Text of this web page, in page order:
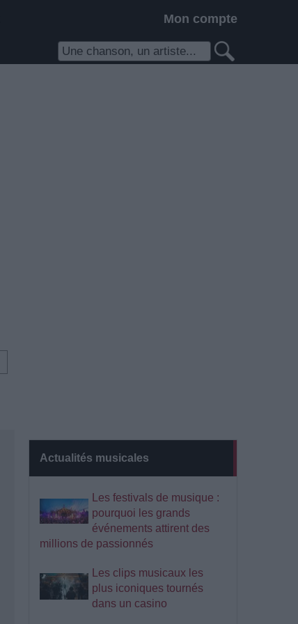
Mon compte
Actualités musicales
Les festivals de musique :
pourquoi les grands
événements attirent des
millions de passionnés
Les clips musicaux les
plus iconiques tournés
dans un casino